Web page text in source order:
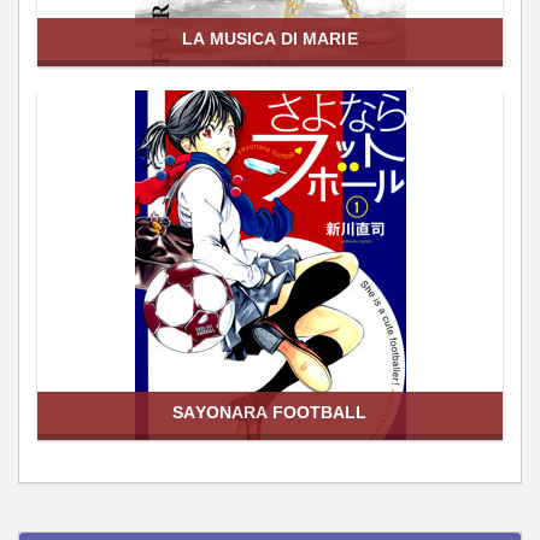
LA MUSICA DI MARIE
SAYONARA FOOTBALL